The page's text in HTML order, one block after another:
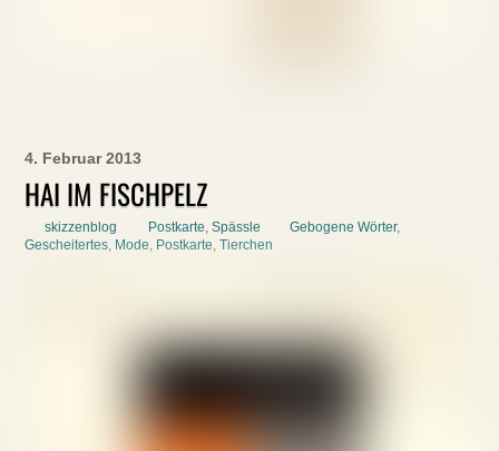
4. Februar 2013
HAI IM FISCHPELZ
skizzenblog Postkarte,Spässle Gebogene Wörter,
Gescheitertes, Mode, Postkarte,Tierchen